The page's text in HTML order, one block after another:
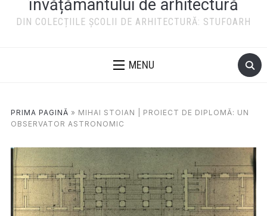
învățământului de arhitectură
DIN COLECȚIILE ȘCOLII DE ARHITECTURĂ: STUFOARH
MENU
PRIMA PAGINĂ » MIHAI STOIAN | PROIECT DE DIPLOMĂ: UN
OBSERVATOR ASTRONOMIC